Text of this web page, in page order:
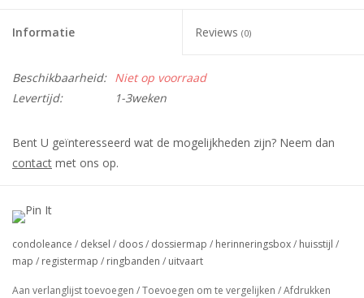
Informatie Reviews (0)
Beschikbaarheid: Niet op voorraad
Levertijd:
1-3weken
Bent U geïnteresseerd wat de mogelijkheden zijn? Neem dan
contact met ons op.
van uw gepersonaliseerde op maat gemaakte condoleance
Deze producten worden op maat gemaakt, er staan
condoleance / deksel / doos/ dossiermap / herinneringsbox/ huisstijl /
map / registermap / ringbanden / uitvaart
Aan verlanglijst toevoegen /Toevoegen om te vergelijken /Afdrukken